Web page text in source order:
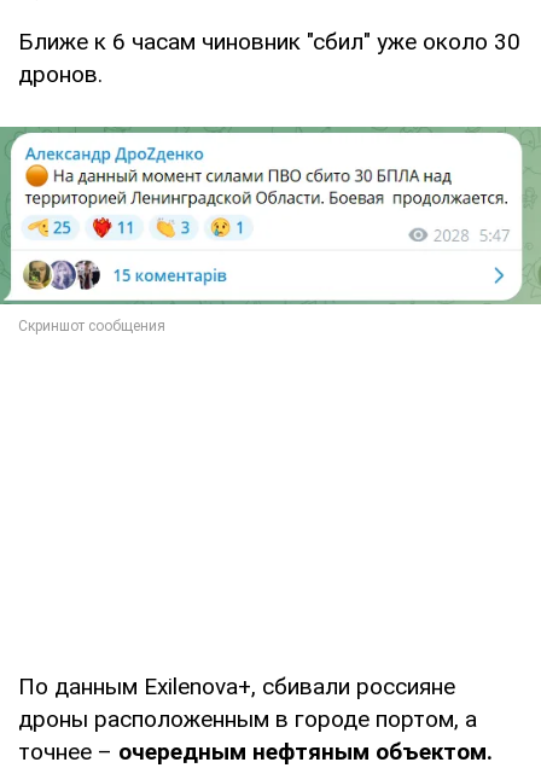
Ближе к 6 часам чиновник "сбил" уже около 30
дронов.
По данным Exilenova+, сбивали россияне
дроны расположенным в городе портом, а
точнее – очередным нефтяным объектом.